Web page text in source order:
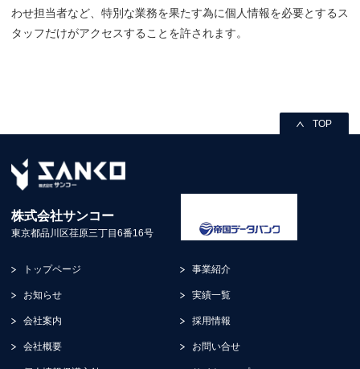
わせ担当者など、特別な業務を果たす為に個人情報を必要とするス
タッフだけがアクセスすることを許されます。
TOP
株式会社サンコー
東京都品川区荏原三丁目6番16号
トップページ
お知らせ
会社案内
会社概要
事業紹介
実績一覧
採用情報
お問い合せ